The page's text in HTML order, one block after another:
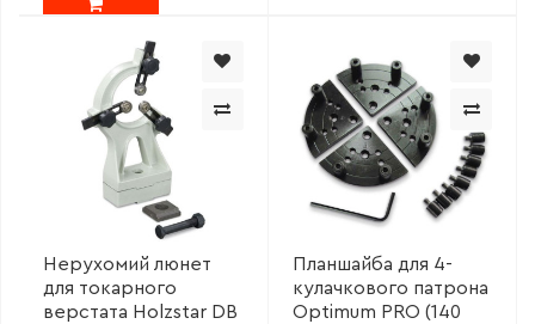
Нерухомий люнет
для токарного
верстата Holzstar DB
Планшайба для 4-
кулачкового патрона
Optimum PRO (140